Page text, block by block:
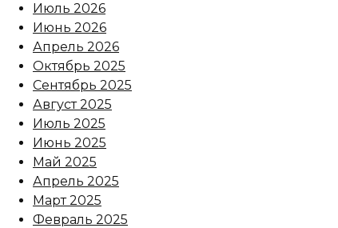
Июль 2026
Июнь 2026
Апрель 2026
Октябрь 2025
Сентябрь 2025
Август 2025
Июль 2025
Июнь 2025
Май 2025
Апрель 2025
Март 2025
Февраль 2025